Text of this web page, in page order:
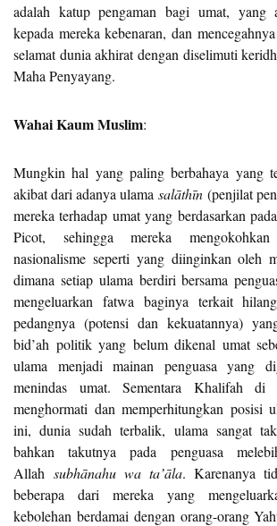
adalah katup pengaman bagi umat, yang
kepada mereka kebenaran, dan
selamat dunia akhirat dengan diselimuti
Maha Penyayang.
Wahai Kaum Muslim:
Mungkin hal yang paling berbahaya yang
akibat dari adanya ulama salāthīn (penjilat
mereka terhadap umat yang berdasarkan
Picot, sehingga mereka
nasionalisme seperti yang diinginkan oleh
dimana setiap ulama berdiri bersama
mengeluarkan fatwa baginya terkait
pedangnya (potensi dan kekuatannya)
bid’ah politik yang belum dikenal umat
ulama menjadi mainan penguasa yang
menindas umat. Sementara Khalifah di
menghormati dan memperhitungkan posisi
ini, dunia sudah terbalik, ulama sangat
bahkan takutnya pada penguasa
Allah subhānahu wa ta’āla. Karenanya
beberapa dari mereka yang
kebolehan berdamai dengan orang-orang